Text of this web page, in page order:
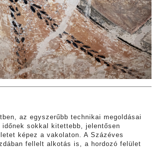
az egyszerűbb technikai megoldásai
sokkal kitettebb, jelentősen
képez a vakolaton. A Százéves
fellelt alkotás is, a hordozó felület